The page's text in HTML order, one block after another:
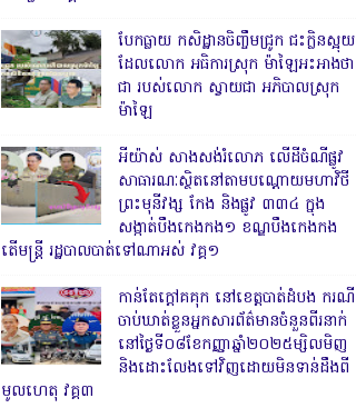
បែកធ្លាយ កសិដ្ឋានចិញ្ចឹមជ្រូក ជះក្លិនស្អុយ
ដែលលោក អធិការស្រុក ម៉ាឡៃអះអាងថា
ជា របស់លោក ស្វាយជា អភិបាលស្រុក
ម៉ាឡៃ
អីយ៉ាស់ សាងសង់រំលោភ លើដីចំណីផ្លូវ
សាធារណៈស្ថិតនៅតាមបណ្ដោយមហាវិថី
ព្រះមុនីវង្ស កែង និងផ្លូវ ៣៣៤ ក្នុង
សង្កាត់បឹងកេងកង១ ខណ្ឌបឹងកេងកង
តើមន្ត្រី រដ្ឋបាលបាត់ទៅណាអស់ វគ្គ១
កាន់តែក្តៅគគុក នៅខេត្តបាត់ដំបង ករណី
ចាប់ឃាត់ខ្លួនអ្នកសារព័ត៌មានចំនួនពីរនាក់
នៅថ្ងៃទី០៨ខែកញ្ញាឆ្នាំ២០២៥ម្សិលមិញ
និងដោះលែងទៅវិញដោយមិនទាន់ដឹងពី
មូលហេតុ វគ្គ៣